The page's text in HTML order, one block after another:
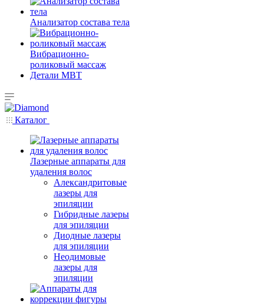
Анализатор состава тела
Вибрационно-
роликовый массаж
Детали MBT
Каталог
Лазерные аппараты для
удаления волос
Александритовые
лазеры для
эпиляции
Гибридные лазеры
для эпиляции
Диодные лазеры
для эпиляции
Неодимовые
лазеры для
эпиляции